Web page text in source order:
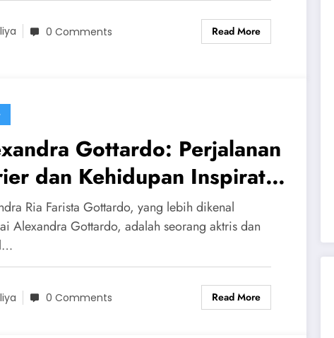
0 Comments Read More
Gottardo: Perjalanan
dan Kehidupan Inspiratif
Bintang Multitalenta
Ria Farista Gottardo, yang lebih dikenal
Alexandra Gottardo, adalah seorang aktris dan
0 Comments Read More